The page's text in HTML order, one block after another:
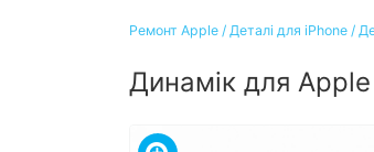
Ремонт Apple / Деталі для iPhone /
Динамік для